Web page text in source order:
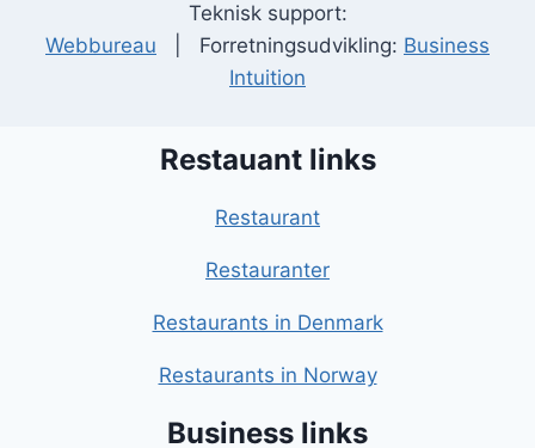
Teknisk support:
Webbureau | Forretningsudvikling: Business
Intuition
Restauant links
Restaurant
Restauranter
Restaurants in Denmark
Restaurants in Norway
Business links